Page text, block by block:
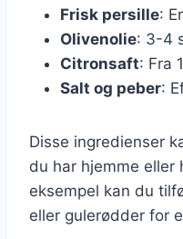
Frisk persille:
Olivenolie: 3-4
Citronsaft: Fra
Salt og peber:
Disse ingredienser
du har hjemme
eksempel kan du
eller gulerødder for